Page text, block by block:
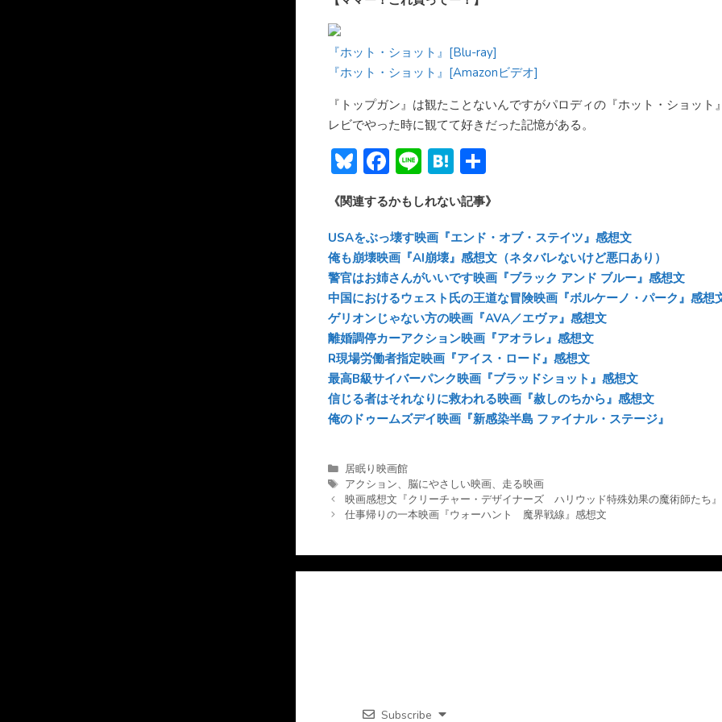
『ホット・ショット』[Blu-ray]
『ホット・ショット』[Amazonビデオ]
『トップガン』は観たことないんですがパロディの『ホット・ショット
レビでやった時に観てて好きだった記憶がある。
Bl
u
e
sk
y
F
ac
e
b
o
ok
Li
n
e
H
at
e
n
a
有
《関連するかもしれない記事》
USAをぶっ壊す映画『エンド・オブ・ステイツ』感想文
俺も崩壊映画『AI崩壊』感想文（ネタバレないけど悪口あり）
警官はお姉さんがいいです映画『ブラック アンド ブルー』感想文
中国におけるウェスト氏の王道な冒険映画『ボルケーノ・パーク』感想
ゲリオンじゃない方の映画『AVA／エヴァ』感想文
離婚調停カーアクション映画『アオラレ』感想文
R現場労働者指定映画『アイス・ロード』感想文
最高B級サイバーパンク映画『ブラッドショット』感想文
信じる者はそれなりに救われる映画『赦しのちから』感想文
俺のドゥームズデイ映画『新感染半島 ファイナル・ステージ』
カ
テ
ゴ
リ
居眠り映画館
タ
グ
アクション、 脳にやさしい映画、 走る映画
映画感想文『クリーチャー・デザイナーズ ハリウッド特殊効果の魔術師たち』
仕事帰りの一本映画『ウォーハント 魔界戦線』感想文
Subscribe